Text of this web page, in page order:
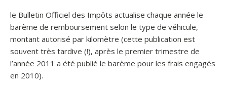
le Bulletin Officiel des Impôts actualise chaque année le
barème de remboursement selon le type de véhicule,
montant autorisé par kilomètre (cette publication est
souvent très tardive (!), après le premier trimestre de
l’année 2011 a été publié le barème pour les frais engagés
en 2010).